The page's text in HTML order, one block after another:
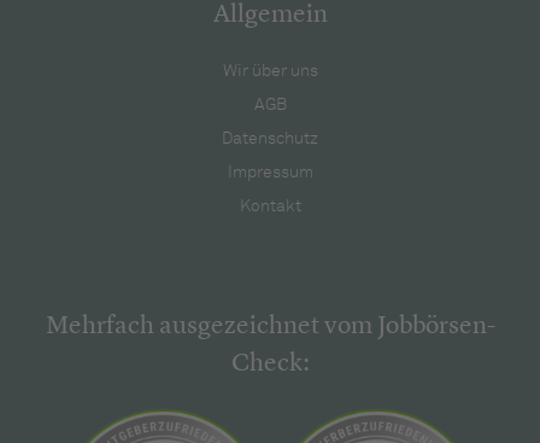
Allgemein
Wir über uns
AGB
Datenschutz
Impressum
Kontakt
Mehrfach ausgezeichnet vom Jobbörsen-
Check: